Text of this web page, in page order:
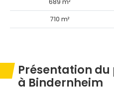
689 m²
710 m²
Présentation
à Bindernheim